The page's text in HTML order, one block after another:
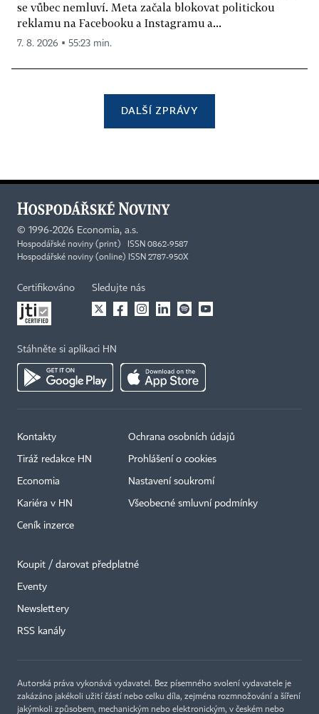
se vůbec nemluví. Meta začala blokovat politickou
reklamu na Facebooku a Instagramu a...
7. 8. 2026 ▪ 55:23 min.
DALŠÍ ZPRÁVY
© 1996-2026 Economia, a.s.
Hospodářské noviny (print) ISSN 0862-9587
Hospodářské noviny (online) ISSN 2787-950X
Certifikováno Sledujte nás
Stáhněte si aplikaci HN
Kontakty
Tiráž redakce HN
Economia
Kariéra v HN
Ceník inzerce
Ochrana osobních údajů
Prohlášení o cookies
Nastavení soukromí
Všeobecné smluvní podmínky
Koupit / darovat předplatné
Eventy
Newslettery
RSS kanály
Autorská práva vykonává vydavatel. Bez písemného svolení vydavatele je
zakázáno jakékoli užití částí nebo celku díla, zejména rozmnožování a šíření
jakýmkoli způsobem, mechanickým nebo elektronickým, v českém nebo